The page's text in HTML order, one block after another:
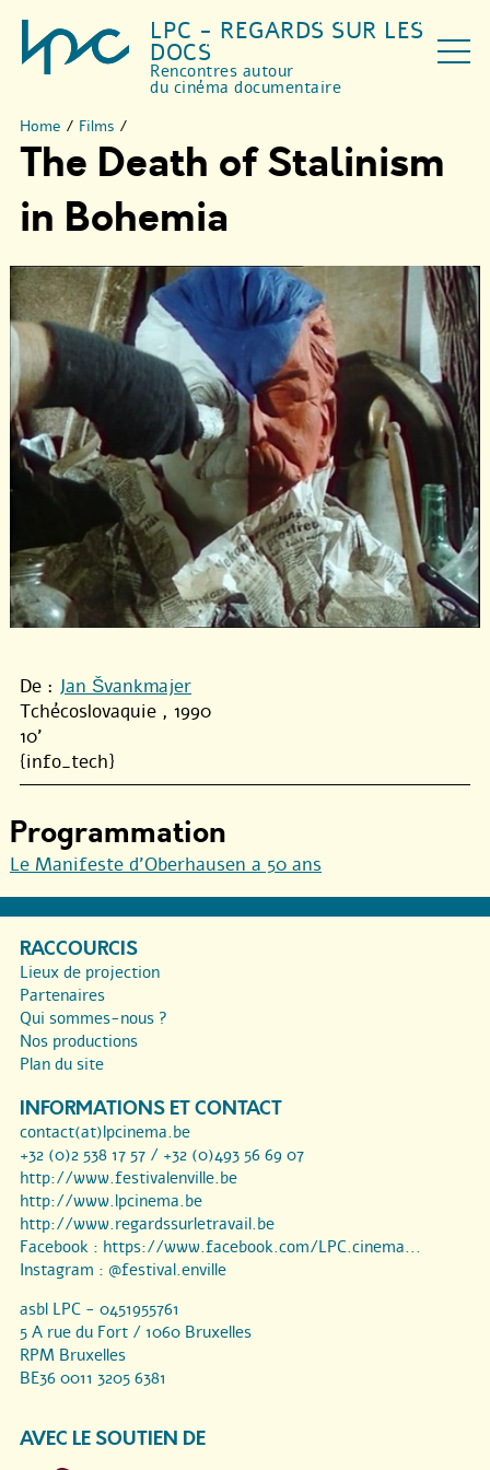
LPC - REGARDS SUR LES
DOCS
Rencontres autour
du cinéma documentaire
Home / Films /
The Death of Stalinism
in Bohemia
De : Jan Švankmajer
Tchécoslovaquie , 1990
10'
{info_tech}
Programmation
Le Manifeste d’Oberhausen a 50 ans
RACCOURCIS
Lieux de projection
Partenaires
Qui sommes-nous ?
Nos productions
Plan du site
INFORMATIONS ET CONTACT
contact(at)lpcinema.be
+32 (0)2 538 17 57 / +32 (0)493 56 69 07
http://www.festivalenville.be
http://www.lpcinema.be
http://www.regardssurletravail.be
Facebook : https://www.facebook.com/LPC.cinema...
Instagram : @festival.enville
asbl LPC - 0451955761
5 A rue du Fort / 1060 Bruxelles
RPM Bruxelles
BE36 0011 3205 6381
AVEC LE SOUTIEN DE